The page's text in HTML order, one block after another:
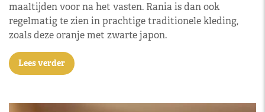
maaltijden voor na het vasten. Rania is dan ook
regelmatig te zien in prachtige traditionele kleding,
zoals deze oranje met zwarte japon.
Lees verder